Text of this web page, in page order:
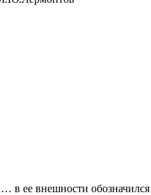
ее внешности